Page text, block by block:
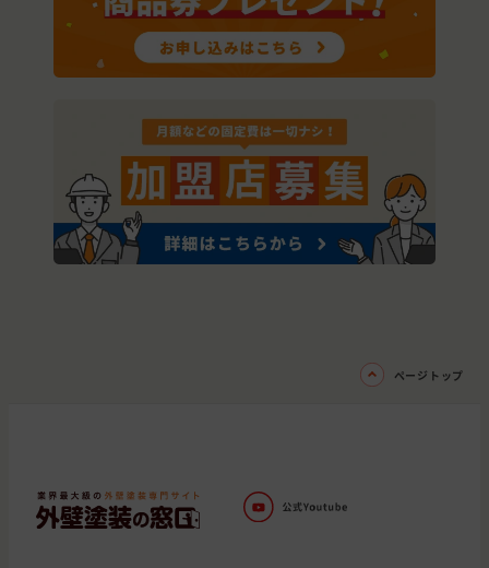
ページトップ